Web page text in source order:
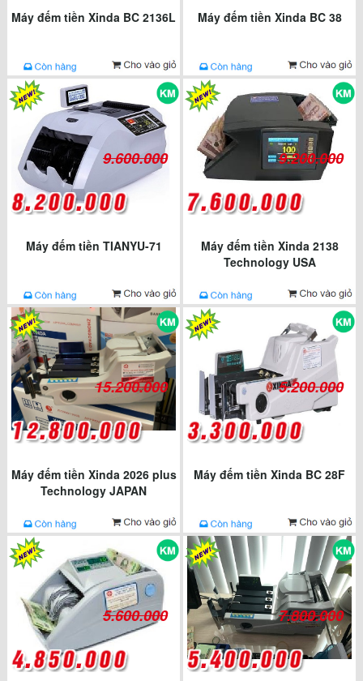
Máy đếm tiền Xinda BC 2136L Máy đếm tiền Xinda BC 38
9.600.000
Máy đếm tiền TIANYU-71
9.200.000
Máy đếm tiền Xinda 2138
Technology USA
15.200.000
Máy đếm tiền Xinda 2026 plus
Technology JAPAN
5.200.000
Máy đếm tiền Xinda BC 28F
5.600.000 7.800.000